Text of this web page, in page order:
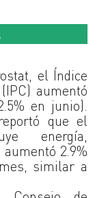
el Índice
aumentó
en junio).
que el
energía,
2.9%
similar a